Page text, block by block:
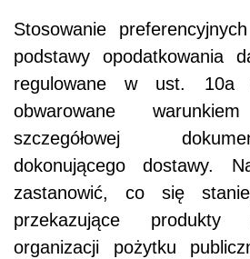
Stosowanie
podstawy opodatkowania
regulowane w ust. 10a
obwarowane
szczegółowej
dokonującego dostawy.
zastanowić, co się
przekazujące produkty
organizacji pożytku